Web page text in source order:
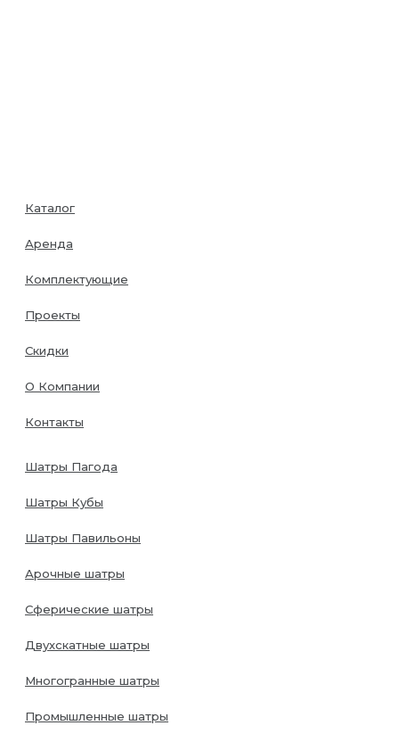
Каталог
Аренда
Комплектующие
Проекты
Скидки
О Компании
Контакты
Шатры Пагода
Шатры Кубы
Шатры Павильоны
Арочные шатры
Сферические шатры
Двухскатные шатры
Многогранные шатры
Промышленные шатры